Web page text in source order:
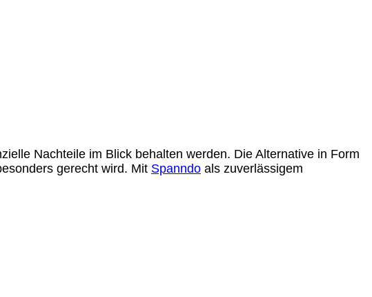
Nachteile im Blick behalten werden. Die Alternative in Form
gerecht wird. Mit Spanndo als zuverlässigem